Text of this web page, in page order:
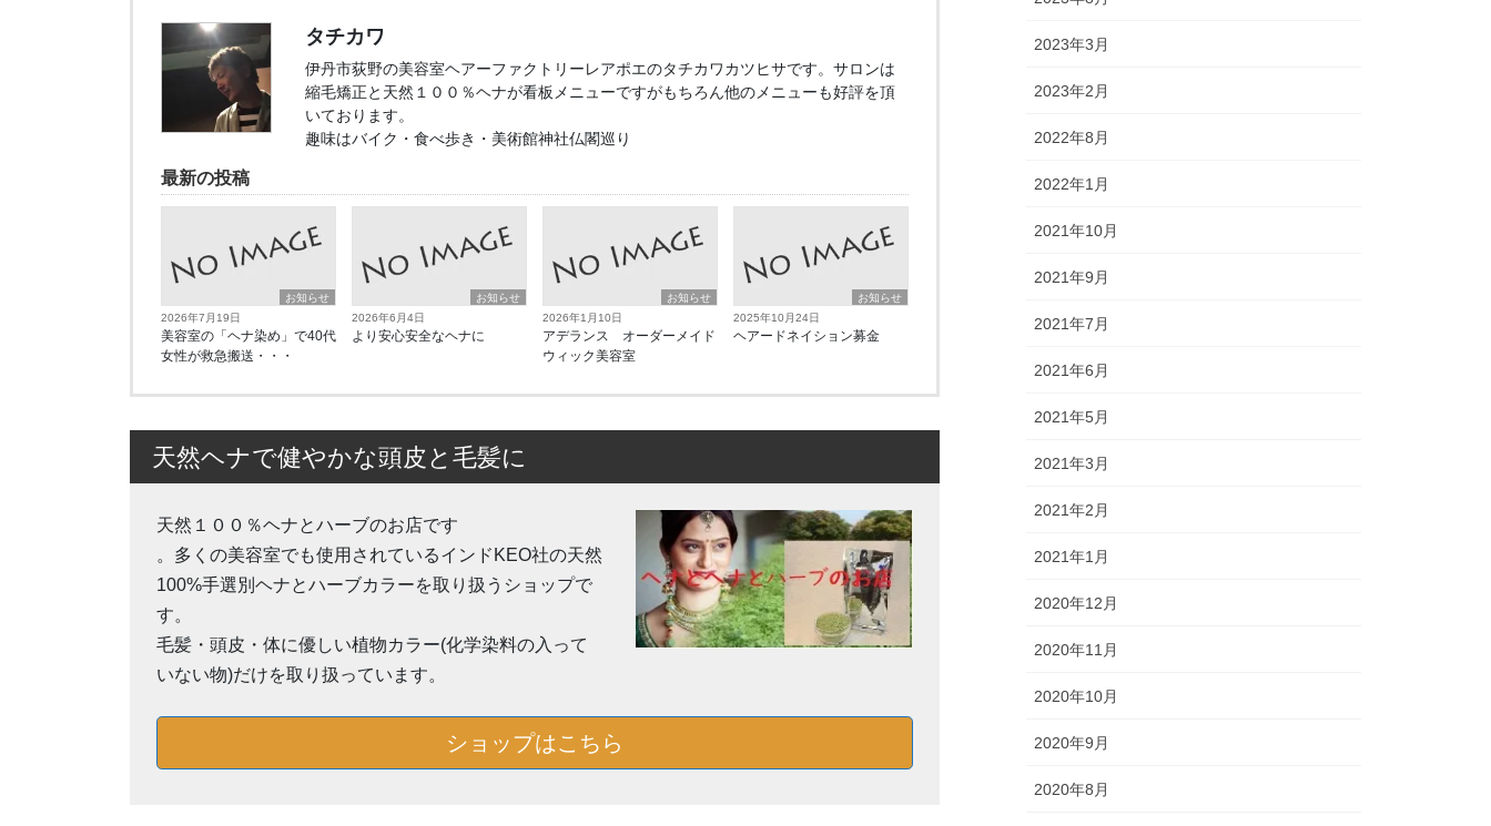
タチカワ
伊丹市荻野の美容室ヘアーファクトリーレアポエのタチカワカツヒサです。サロンは
縮毛矯正と天然１００％ヘナが看板メニューですがもちろん他のメニューも好評を頂
いております。
趣味はバイク・食べ歩き・美術館神社仏閣巡り
最新の投稿
お知らせ
2026年7月19日
美容室の「ヘナ染め」で40代
女性が救急搬送・・・
お知らせ
2026年6月4日
より安心安全なヘナに
お知らせ
2026年1月10日
アデランス オーダーメイド
ウィック美容室
お知らせ
2025年10月24日
ヘアードネイション募金
天然ヘナで健やかな頭皮と毛髪に
天然１００％ヘナとハーブのお店です
。多くの美容室でも使用されているインドKEO社の天然
100%手選別ヘナとハーブカラーを取り扱うショップで
す。
毛髪・頭皮・体に優しい植物カラー(化学染料の入って
いない物)だけを取り扱っています。
ショップはこちら
2023年3月
2023年2月
2022年8月
2022年1月
2021年10月
2021年9月
2021年7月
2021年6月
2021年5月
2021年3月
2021年2月
2021年1月
2020年12月
2020年11月
2020年10月
2020年9月
2020年8月